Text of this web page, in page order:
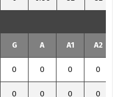
G A A1 A2
0 0 0 0
0 0 0 0